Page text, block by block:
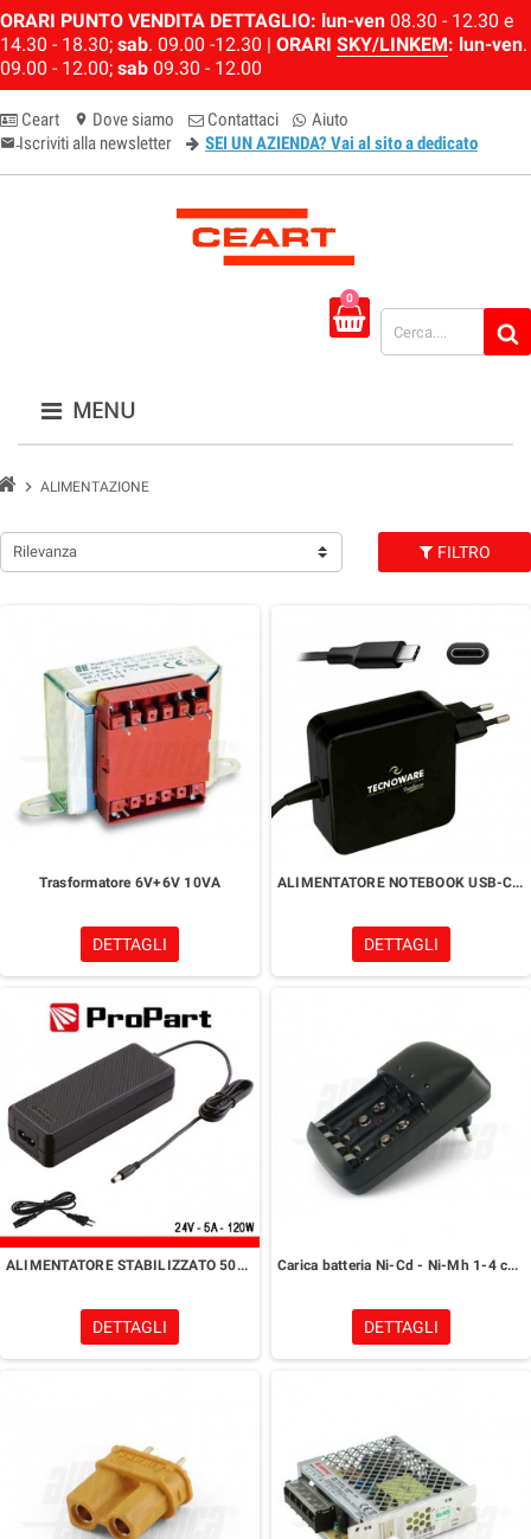
ORARI PUNTO VENDITA DETTAGLIO: lun-ven 08.30 - 12.30 e
14.30 - 18.30; sab. 09.00 -12.30 | ORARI SKY/LINKEM: lun-ven.
09.00 - 12.00; sab 09.30 - 12.00
Ceart location_on Dove siamo Contattaci Aiuto
email-newsletter
Iscriviti alla newsletter SEI UN AZIENDA? Vai al sito a dedicato
0
MENU
chevron_right ALIMENTAZIONE
Rilevanza FILTRO
Trasformatore 6V+6V 10VA
DETTAGLI
ALIMENTATORE NOTEBOOK USB-C 65W 5-20V
DETTAGLI
ALIMENTATORE STABILIZZATO 5000mA 24V
DETTAGLI
Carica batteria Ni-Cd - Ni-Mh 1-4 celle
DETTAGLI